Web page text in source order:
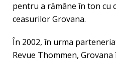
pentru a rămâne în ton cu
ceasurilor Grovana.
În 2002, în urma
Revue Thommen,